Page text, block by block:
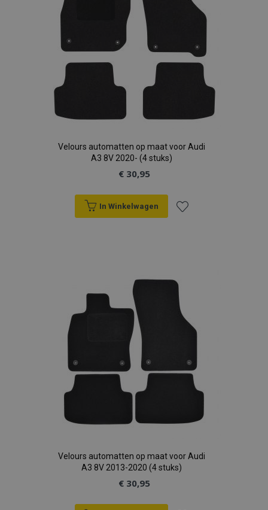
Velours automatten op maat voor Audi
A3 8V 2020- (4 stuks)
€ 30,95
In Winkelwagen
verlanglijst
Velours automatten op maat voor Audi
A3 8V 2013-2020 (4 stuks)
€ 30,95